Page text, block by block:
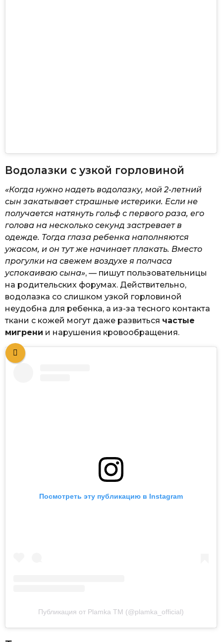
Водолазки с узкой горловиной
«Когда нужно надеть водолазку, мой 2-летний
сын закатывает страшные истерики. Если не
получается натянуть гольф с первого раза, его
голова на несколько секунд застревает в
одежде. Тогда глаза ребенка наполняются
ужасом, и он тут же начинает плакать. Вместо
прогулки на свежем воздухе я полчаса
успокаиваю сына», — пишут пользовательницы
на родительских форумах. Действительно,
водолазка со слишком узкой горловиной
неудобна для ребенка, а из-за тесного контакта
ткани с кожей могут даже развиться частые
мигрени и нарушения кровообращения.
Посмотреть эту публикацию в Instagram
Публикация от Plamka TM (@plamka_official)